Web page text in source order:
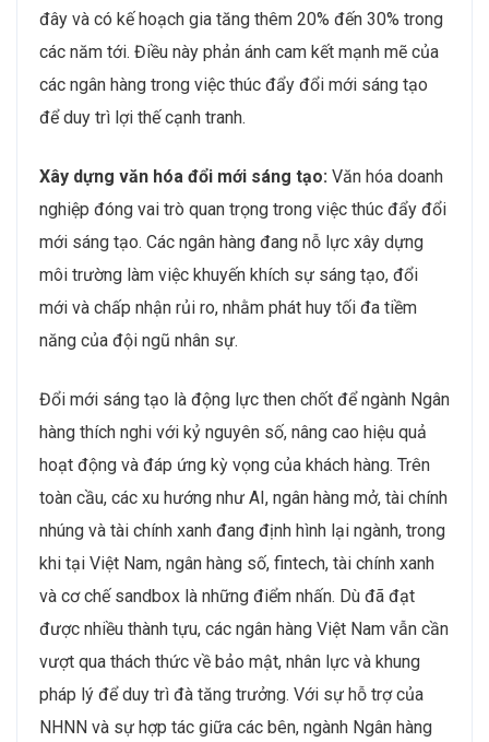
đây và có kế hoạch gia tăng thêm 20% đến 30% trong
các năm tới. Điều này phản ánh cam kết mạnh mẽ của
các ngân hàng trong việc thúc đẩy đổi mới sáng tạo
để duy trì lợi thế cạnh tranh.
Xây dựng văn hóa đổi mới sáng tạo: Văn hóa doanh
nghiệp đóng vai trò quan trọng trong việc thúc đẩy đổi
mới sáng tạo. Các ngân hàng đang nỗ lực xây dựng
môi trường làm việc khuyến khích sự sáng tạo, đổi
mới và chấp nhận rủi ro, nhằm phát huy tối đa tiềm
năng của đội ngũ nhân sự.
Đổi mới sáng tạo là động lực then chốt để ngành Ngân
hàng thích nghi với kỷ nguyên số, nâng cao hiệu quả
hoạt động và đáp ứng kỳ vọng của khách hàng. Trên
toàn cầu, các xu hướng như AI, ngân hàng mở, tài chính
nhúng và tài chính xanh đang định hình lại ngành, trong
khi tại Việt Nam, ngân hàng số, fintech, tài chính xanh
và cơ chế sandbox là những điểm nhấn. Dù đã đạt
được nhiều thành tựu, các ngân hàng Việt Nam vẫn cần
vượt qua thách thức về bảo mật, nhân lực và khung
pháp lý để duy trì đà tăng trưởng. Với sự hỗ trợ của
NHNN và sự hợp tác giữa các bên, ngành Ngân hàng